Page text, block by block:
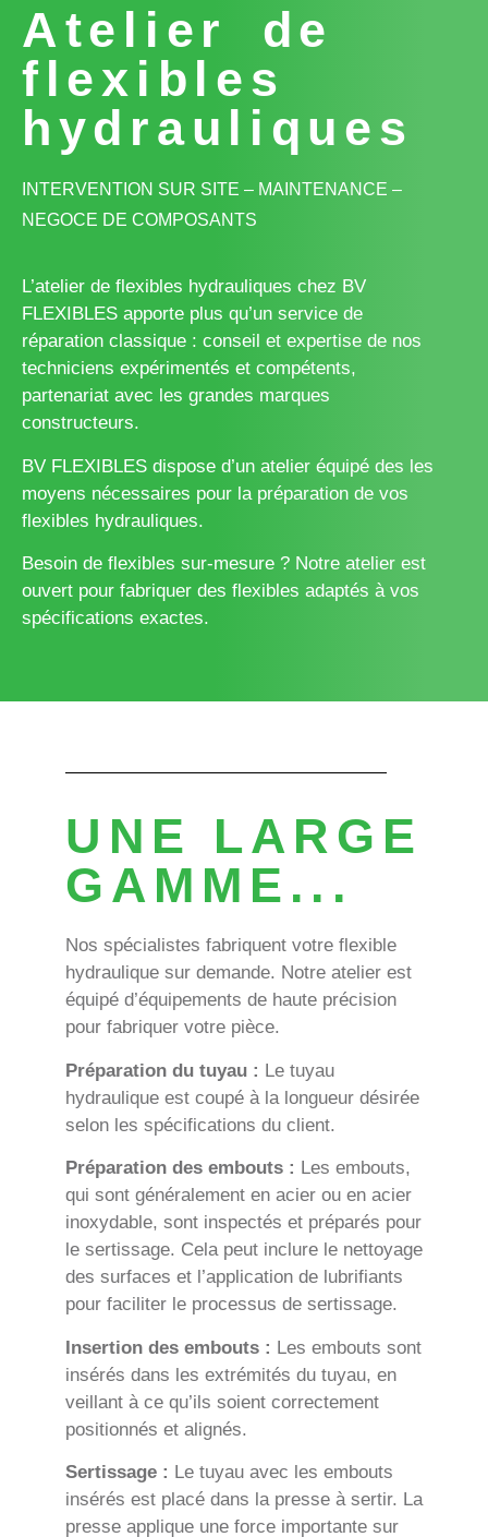
Atelier de
flexibles
hydrauliques
INTERVENTION SUR SITE – MAINTENANCE –
NEGOCE DE COMPOSANTS
L’atelier de flexibles hydrauliques chez BV
FLEXIBLES apporte plus qu’un service de
réparation classique : conseil et expertise de nos
techniciens expérimentés et compétents,
partenariat avec les grandes marques
constructeurs.
BV FLEXIBLES dispose d’un atelier équipé des les
moyens nécessaires pour la préparation de vos
flexibles hydrauliques.
Besoin de flexibles sur-mesure ? Notre atelier est
ouvert pour fabriquer des flexibles adaptés à vos
spécifications exactes.
UNE LARGE
GAMME...
Nos spécialistes fabriquent votre flexible
hydraulique sur demande. Notre atelier est
équipé d’équipements de haute précision
pour fabriquer votre pièce.
Préparation du tuyau : Le tuyau
hydraulique est coupé à la longueur désirée
selon les spécifications du client.
Préparation des embouts : Les embouts,
qui sont généralement en acier ou en acier
inoxydable, sont inspectés et préparés pour
le sertissage. Cela peut inclure le nettoyage
des surfaces et l’application de lubrifiants
pour faciliter le processus de sertissage.
Insertion des embouts : Les embouts sont
insérés dans les extrémités du tuyau, en
veillant à ce qu’ils soient correctement
positionnés et alignés.
Sertissage : Le tuyau avec les embouts
insérés est placé dans la presse à sertir. La
presse applique une force importante sur